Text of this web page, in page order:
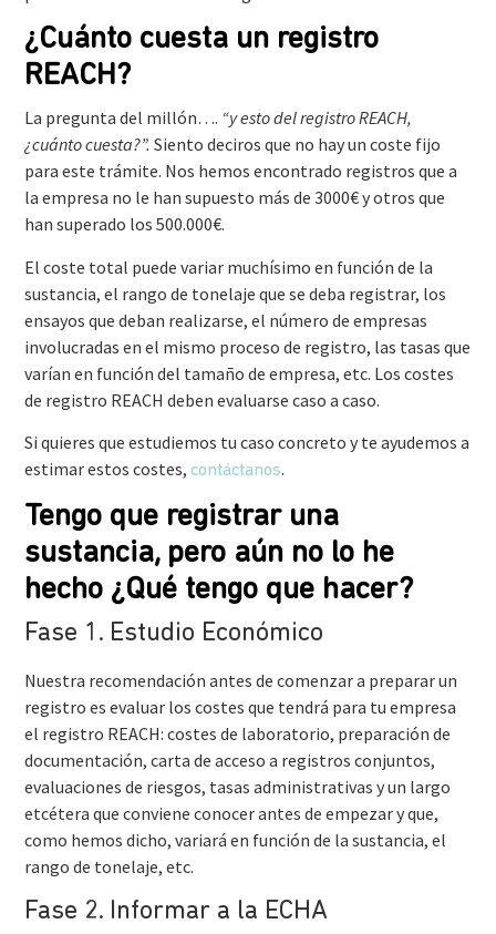
¿Cuánto cuesta un registro
REACH?
La pregunta del millón…. “y esto del registro REACH,
¿cuánto cuesta?”. Siento deciros que no hay un coste fijo
para este trámite. Nos hemos encontrado registros que a
la empresa no le han supuesto más de 3000€ y otros que
han superado los 500.000€.
El coste total puede variar muchísimo en función de la
sustancia, el rango de tonelaje que se deba registrar, los
ensayos que deban realizarse, el número de empresas
involucradas en el mismo proceso de registro, las tasas que
varían en función del tamaño de empresa, etc. Los costes
de registro REACH deben evaluarse caso a caso.
Si quieres que estudiemos tu caso concreto y te ayudemos a
estimar estos costes,contáctanos.
Tengo que registrar una
sustancia, pero aún no lo he
hecho ¿Qué tengo que hacer?
Fase 1. Estudio Económico
Nuestra recomendación antes de comenzar a preparar un
registro es evaluar los costes que tendrá para tu empresa
el registro REACH: costes de laboratorio, preparación de
documentación, carta de acceso a registros conjuntos,
evaluaciones de riesgos, tasas administrativas y un largo
etcétera que conviene conocer antes de empezar y que,
como hemos dicho, variará en función de la sustancia, el
rango de tonelaje, etc.
Fase 2. Informar a la ECHA